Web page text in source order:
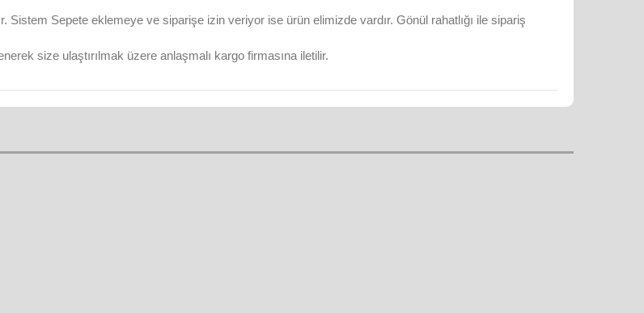
Sistem Sepete eklemeye ve siparişe izin veriyor ise ürün elimizde vardır. Gönül rahatlığı ile sipariş
size ulaştırılmak üzere anlaşmalı kargo firmasına iletilir.